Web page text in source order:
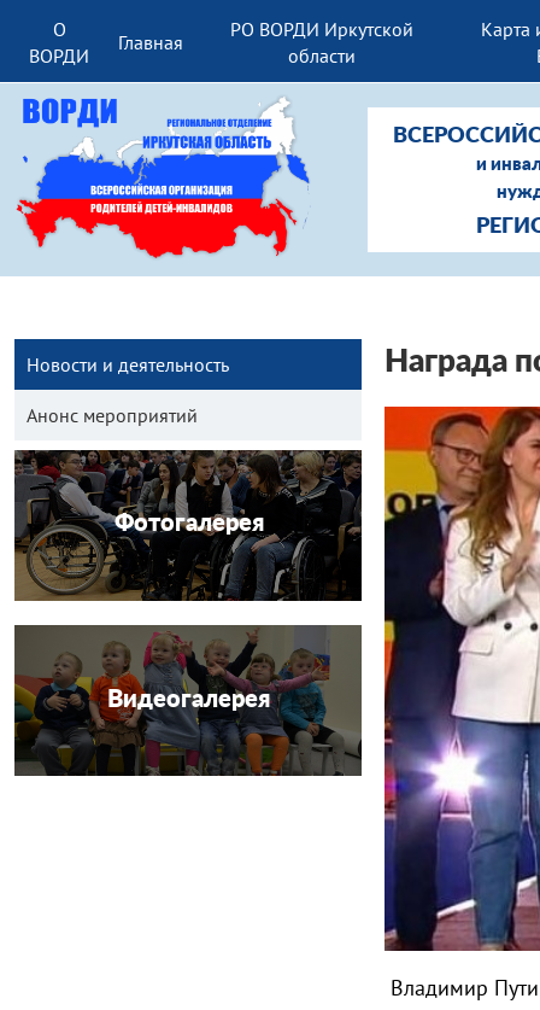
О
ВОРДИ
Главная
РО ВОРДИ Иркутской
области
Карта
и
Новости и деятельность
Анонс мероприятий
Фотогалерея
Видеогалерея
Награда
Владимир